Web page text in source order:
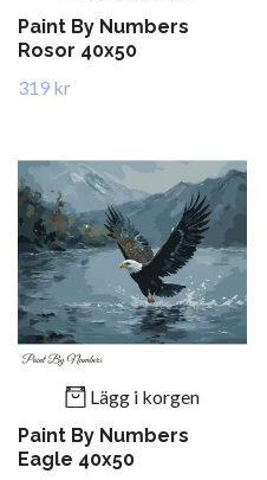
Paint By Numbers
Rosor 40x50
319 kr
Lägg i korgen
Paint By Numbers
Eagle 40x50